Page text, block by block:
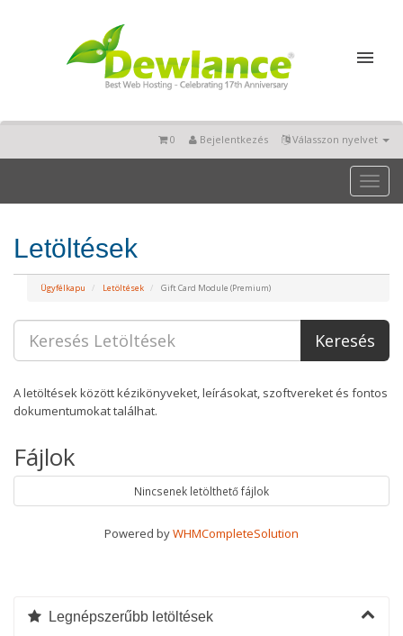
Válasszon nyelvet
Bejelentkezés
0
Toggle
Letöltések
Ügyfélkapu Letöltések Gift Card Module (Premium)
A letöltések között kézikönyveket, leírásokat, szoftvereket és fontos
dokumentumokat találhat.
Fájlok
Nincsenek letölthető fájlok
Powered byWHMCompleteSolution
Legnépszerűbb letöltések